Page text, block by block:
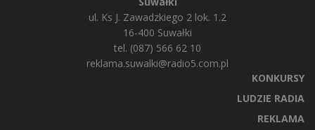
ul. Ks J. Zawadzkiego 2 lok. 1.2
16-400 Suwałki
tel. (087) 566 62 10
reklama.suwalki@radio5.com.pl
KONKURSY
LUDZIE RADIA
REKLAMA